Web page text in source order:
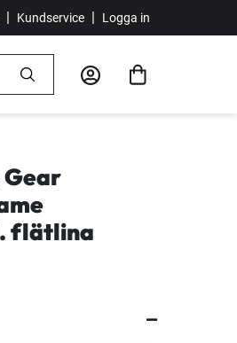
| Kundservice | Logga in
Gear
flätlina